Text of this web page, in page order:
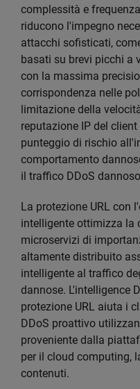
complessità e
riducono l'impegno
attacchi sofisticati,
basati su brevi picchi a
con la massima
corrispondenza nelle
limitazione della
reputazione IP del
punteggio di rischio
comportamento
il traffico DDoS
La protezione URL con
intelligente ottimizza la
microservizi di
altamente distribuito
intelligente al traffico
dannose. L'intelligence
protezione URL aiuta i
DDoS proattivo
proveniente dalla
per il cloud computing,
contenuti.